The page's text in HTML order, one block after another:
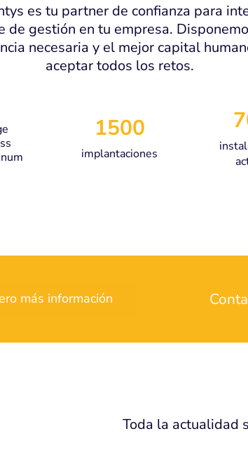
es tu partner de confianza para
de gestión en tu empresa.
necesaria y el mejor capital
aceptar todos los retos.
1500
implantaciones
más información
Toda la actualidad